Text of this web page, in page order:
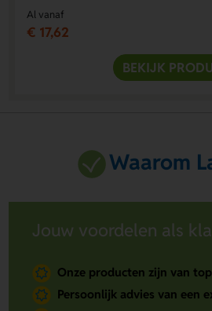
Al vanaf
€ 17,62
BEKIJK
Waarom
Jouw voordelen als
Onze producten zijn van
Persoonlijk advies van een